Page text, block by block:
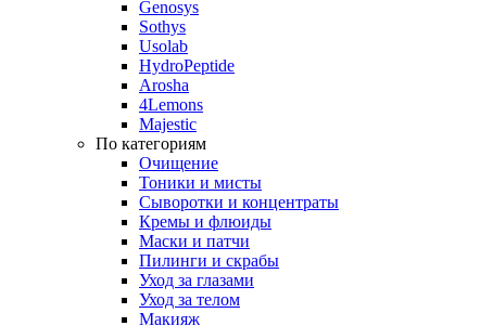
Genosys
Sothys
Usolab
HydroPeptide
Arosha
4Lemons
Majestic
По категориям
Очищение
Тоники и мисты
Сыворотки и концентраты
Кремы и флюиды
Маски и патчи
Пилинги и скрабы
Уход за глазами
Уход за телом
Макияж